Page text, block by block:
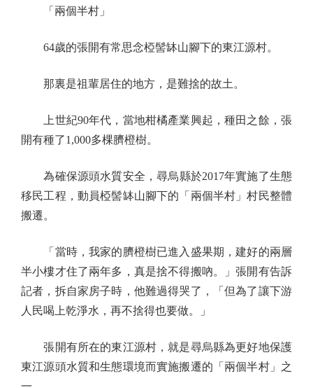
「兩個半村」
64歲的張開有常思念椏髻缽山腳下的東江源村。
那裏是祖輩居住的地方，是難捨的故土。
上世紀90年代，當地柑橘產業興起，種田之餘，張
開有種了1,000多棵臍橙樹。
為確保源頭水質安全，尋烏縣於2017年實施了生態
移民工程，動員椏髻缽山腳下的「兩個半村」村民整體
搬遷。
「當時，我家的臍橙樹已進入盛果期，建好的兩層
半小樓才住了兩年多，真是捨不得搬吶。」張開有告訴
記者，拆自家房子時，他難過得哭了，「但為了讓下游
人民喝上乾淨水，再不捨得也要做。」
張開有所在的東江源村，就是尋烏縣為更好地保護
東江源頭水質和生態環境而實施搬遷的「兩個半村」之